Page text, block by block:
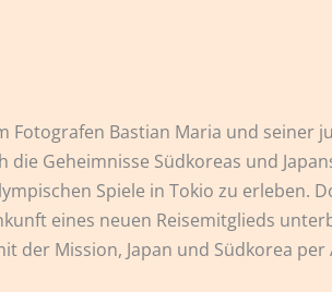
Fotografen Bastian Maria und seiner
Geheimnisse Südkoreas und
Spiele in Tokio zu erleben.
eines neuen Reisemitglieds
der Mission, Japan und Südkorea